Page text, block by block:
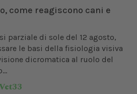
come reagiscono cani e
parziale di sole del 12 agosto,
le basi della fisiologia visiva
dicromatica al ruolo del